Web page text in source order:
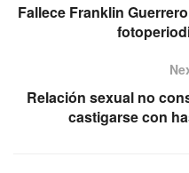
Fallece Franklin
Relación sexual no
castigarse con